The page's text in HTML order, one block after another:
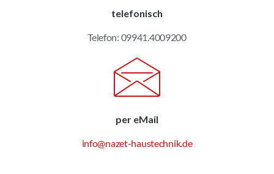
telefonisch
Telefon: 09941.4009200
per eMail
info@nazet-haustechnik.de